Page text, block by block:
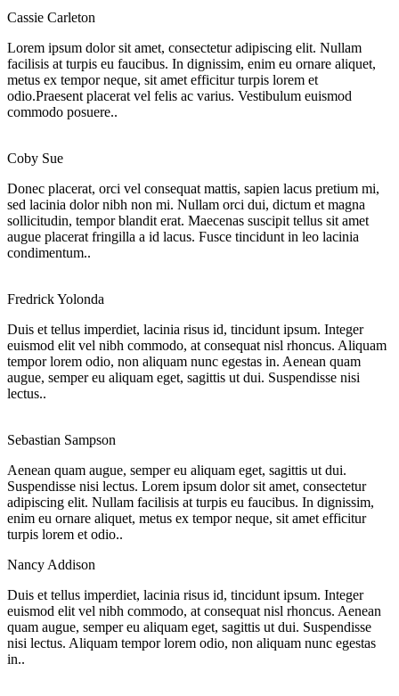
Cassie Carleton
Lorem ipsum dolor sit amet, consectetur adipiscing elit. Nullam
facilisis at turpis eu faucibus. In dignissim, enim eu ornare aliquet,
metus ex tempor neque, sit amet efficitur turpis lorem et
odio.Praesent placerat vel felis ac varius. Vestibulum euismod
commodo posuere..
Coby Sue
Donec placerat, orci vel consequat mattis, sapien lacus pretium mi,
sed lacinia dolor nibh non mi. Nullam orci dui, dictum et magna
sollicitudin, tempor blandit erat. Maecenas suscipit tellus sit amet
augue placerat fringilla a id lacus. Fusce tincidunt in leo lacinia
condimentum..
Fredrick Yolonda
Duis et tellus imperdiet, lacinia risus id, tincidunt ipsum. Integer
euismod elit vel nibh commodo, at consequat nisl rhoncus. Aliquam
tempor lorem odio, non aliquam nunc egestas in. Aenean quam
augue, semper eu aliquam eget, sagittis ut dui. Suspendisse nisi
lectus..
Sebastian Sampson
Aenean quam augue, semper eu aliquam eget, sagittis ut dui.
Suspendisse nisi lectus. Lorem ipsum dolor sit amet, consectetur
adipiscing elit. Nullam facilisis at turpis eu faucibus. In dignissim,
enim eu ornare aliquet, metus ex tempor neque, sit amet efficitur
turpis lorem et odio..
Nancy Addison
Duis et tellus imperdiet, lacinia risus id, tincidunt ipsum. Integer
euismod elit vel nibh commodo, at consequat nisl rhoncus. Aenean
quam augue, semper eu aliquam eget, sagittis ut dui. Suspendisse
nisi lectus. Aliquam tempor lorem odio, non aliquam nunc egestas
in..